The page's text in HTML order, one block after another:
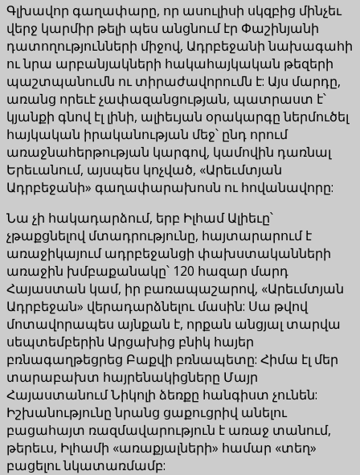
Գլխավոր գաղափարը, որ ասուլիսի սկզբից մինչեւ
վերջ կարմիր թելի պես անցնում էր Փաշինյանի
դատողությունների միջով, Ադրբեջանի նախագահի
ու նրա արբանյակների հակահայկական թեզերի
պաշտպանումն ու տիրաժավորումն է: Այս մարդը,
առանց որեւէ չափազանցության, պատրաստ է՝
կյանքի գնով էլ լինի, ալիեւյան օրակարգը ներմուծել
հայկական իրականության մեջ՝ ընդ որում
առաջնահերթության կարգով, կամովին դառնալ
Երեւանում, այսպես կոչված, «Արեւմտյան
Ադրբեջանի» գաղափարախոսն ու հովանավորը:
Նա չի հակադարձում, երբ Իլհամ Ալիեւը՝
չթաքցնելով մտադրությունը, հայտարարում է
առաջիկայում ադրբեջանցի փախստականների
առաջին խմբաքանակը՝ 120 հազար մարդ
Հայաստան կամ, իր բառապաշարով, «Արեւմտյան
Ադրբեջան» վերադարձնելու մասին: Սա թվով
մոտավորապես այնքան է, որքան անցյալ տարվա
սեպտեմբերին Արցախից բնիկ հայեր
բռնագաղթեցրեց Բաքվի բռնապետը: Հիմա էլ մեր
տարաբախտ հայրենակիցները Մայր
Հայաստանում Նիկոլի ձեռքը հանգիստ չունեն:
Իշխանությունը նրանց ցաքուցրիվ անելու
բացահայտ ռազմավարություն է առաջ տանում,
թերեւս, Իլհամի «առաքյալների» համար «տեղ»
բացելու նկատառմամբ: